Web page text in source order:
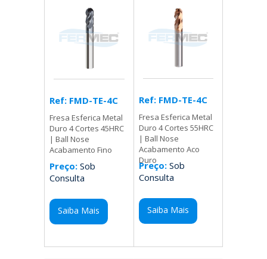
Ref: FMD-TE-4C
Fresa Esferica Metal
Duro 4 Cortes 45HRC
| Ball Nose
Acabamento Fino
Preço: Sob
Consulta
Saiba Mais
Ref: FMD-TE-4C
Fresa Esferica Metal
Duro 4 Cortes 55HRC
| Ball Nose
Acabamento Aco
Duro
Preço:Sob
Consulta
Saiba Mais